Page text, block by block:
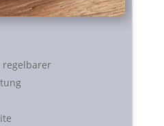
regelbarer